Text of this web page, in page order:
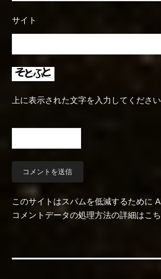
サイト
上に表示された文字を入力してください
このサイトはスパムを低減するために
コメントデータの処理方法の詳細はこ